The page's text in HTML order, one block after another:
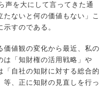
を大にして言ってきた通
ないと何の価値もない」こ
すのである。
値観の変化から最近、私の
は「知財権の活用戦略」や
「自社の知財に対する総合的
、正に知財の見直しを行っ